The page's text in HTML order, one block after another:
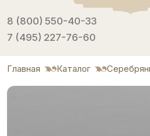
8 (800) 550-40-33
7 (495) 227-76-60
Главная Каталог